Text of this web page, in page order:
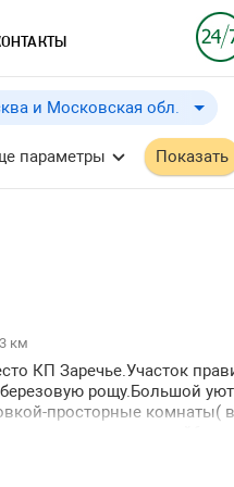
a
и Московская обл.
Москва и Московская обл.
Москва
Московская обл.
параметры Показать
км
КП Заречье.Участок
рощу.Большой
просторные комнаты(